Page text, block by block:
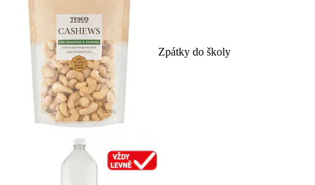
Zpátky do školy